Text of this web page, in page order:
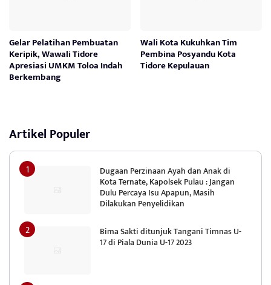
Gelar Pelatihan Pembuatan
Keripik, Wawali Tidore
Apresiasi UMKM Toloa Indah
Berkembang
Wali Kota Kukuhkan Tim
Pembina Posyandu Kota
Tidore Kepulauan
Artikel Populer
Dugaan Perzinaan Ayah dan Anak di
Kota Ternate, Kapolsek Pulau : Jangan
Dulu Percaya Isu Apapun, Masih
Dilakukan Penyelidikan
Bima Sakti ditunjuk Tangani Timnas U-
17 di Piala Dunia U-17 2023